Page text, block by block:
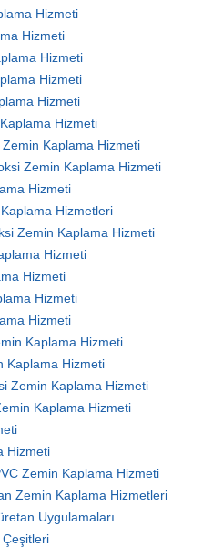
Hizmeti
Hizmeti
Hizmeti
Hizmeti
Hizmeti
Hizmeti
Zemin Kaplama Hizmeti
Zemin Kaplama Hizmeti
Hizmeti
Hizmetleri
Zemin Kaplama Hizmeti
Hizmeti
Hizmeti
Hizmeti
Hizmeti
Kaplama Hizmeti
Kaplama Hizmeti
Zemin Kaplama Hizmeti
Kaplama Hizmeti
Hizmeti
Zemin Kaplama Hizmeti
Zemin Kaplama Hizmetleri
Uygulamaları